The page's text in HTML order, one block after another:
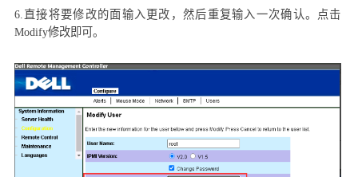
6. 直接将要修改的面输入更改，然后重复输入一次确认。点击
Modify修改即可。